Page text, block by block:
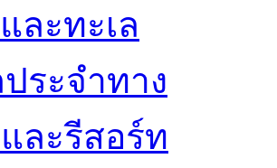
ละทะเล
ระจำทาง
ละรีสอร์ท